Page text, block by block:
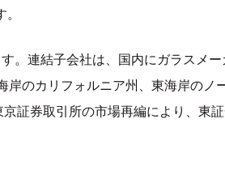
。連結子会社は、国内にガラスメ
のカリフォルニア州、東海岸のノ
証券取引所の市場再編により、東